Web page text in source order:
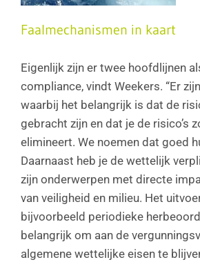
Faalmechanismen in kaart
Eigenlijk zijn er twee hoofdlijnen
compliance, vindt Weekers. “Er
waarbij het belangrijk is dat de
gebracht zijn en dat je de risico’s
elimineert. We noemen dat goed
Daarnaast heb je de wettelijk
zijn onderwerpen met directe
van veiligheid en milieu. Het
bijvoorbeeld periodieke
belangrijk om aan de
algemene wettelijke eisen te